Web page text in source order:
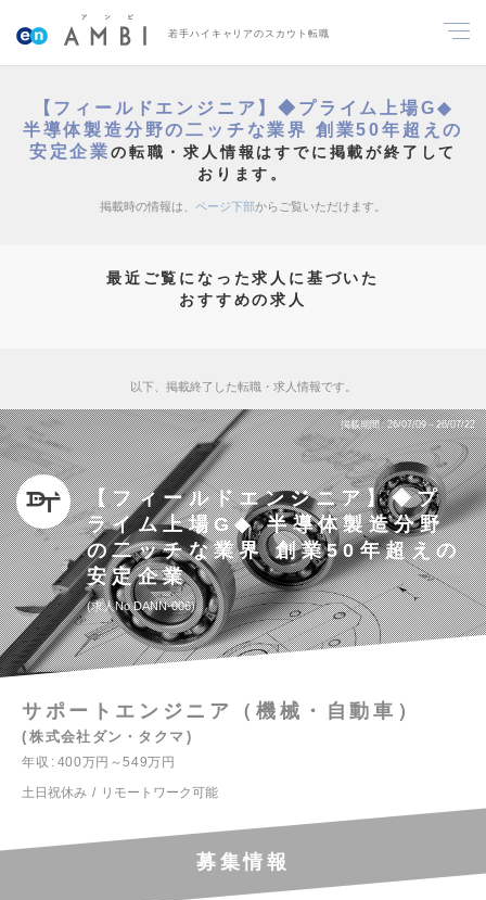
若手ハイキャリアのスカウト転職
【フィールドエンジニア】◆プライム上場G◆
半導体製造分野の二ッチな業界 創業50年超えの
安定企業の転職・求人情報はすでに掲載が終了して
おります。
掲載時の情報は、 ページ下部からご覧いただけます。
最近ご覧になった求人に基づいた
おすすめの求人
以下、掲載終了した転職・求人情報です。
掲載期間 26/07/09～26/07/22
【フィールドエンジニア】◆プ
ライム上場G◆ 半導体製造分野
の二ッチな業界 創業50年超えの
安定企業
求人No.DANN-006
サポートエンジニア（機械・自動車）
株式会社ダン・タクマ
年収
400万円～549万円
土日祝休み
リモートワーク可能
募集情報